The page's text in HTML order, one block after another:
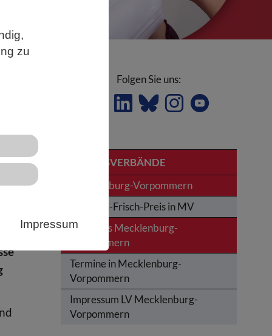
zu
Impressum
Folgen Sie uns:
LANDESVERBÄNDE
Mecklenburg-Vorpommern
Karl-von-Frisch-Preis in MV
News aus Mecklenburg-
Vorpommern
Termine in Mecklenburg-
Vorpommern
Impressum LV Mecklenburg-
Vorpommern